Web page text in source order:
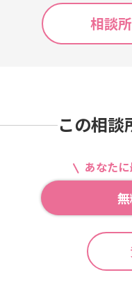
相談
この相談
あなた